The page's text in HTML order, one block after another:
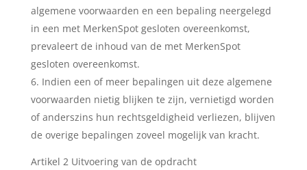
algemene voorwaarden en een bepaling neergelegd
in een met MerkenSpot gesloten overeenkomst,
prevaleert de inhoud van de met MerkenSpot
gesloten overeenkomst.
Indien een of meer bepalingen uit deze algemene
voorwaarden nietig blijken te zijn, vernietigd worden
of anderszins hun rechtsgeldigheid verliezen, blijven
de overige bepalingen zoveel mogelijk van kracht.
Artikel 2 Uitvoering van de opdracht